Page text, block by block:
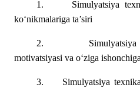
1.
Simulyatsiya
ko‘nikmalariga ta’siri
2.
motivatsiyasi va o‘ziga
3.
Simulyatsiya